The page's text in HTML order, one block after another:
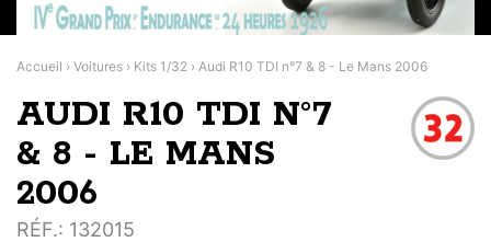
Accueil › Voitures › Kits 1/32 › Audi R10 TDI n°7 & 8 - Le Mans 2006
AUDI R10 TDI N°7
& 8 - LE MANS
2006
RÉF.: 132015